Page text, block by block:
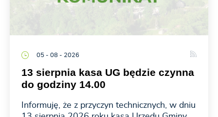
05 - 08 - 2026
13 sierpnia kasa UG będzie czynna
do godziny 14.00
Informuję, że z przyczyn technicznych, w dniu